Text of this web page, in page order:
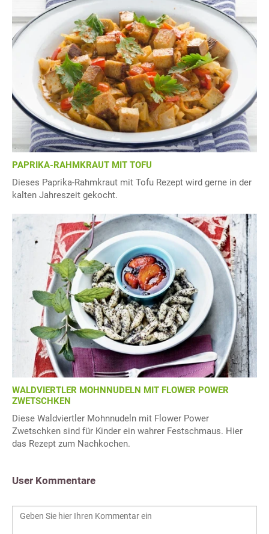
PAPRIKA-RAHMKRAUT MIT TOFU
Dieses Paprika-Rahmkraut mit Tofu Rezept wird gerne in der
kalten Jahreszeit gekocht.
WALDVIERTLER MOHNNUDELN MIT FLOWER POWER
ZWETSCHKEN
Diese Waldviertler Mohnnudeln mit Flower Power
Zwetschken sind für Kinder ein wahrer Festschmaus. Hier
das Rezept zum Nachkochen.
User Kommentare